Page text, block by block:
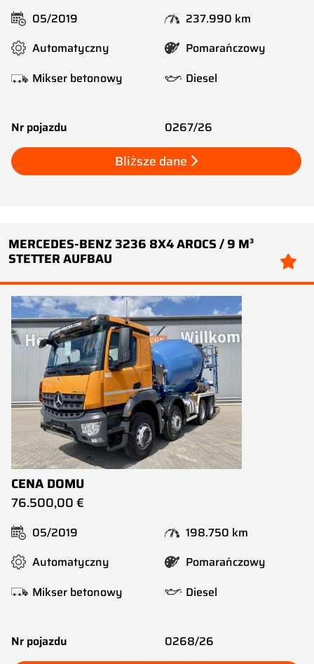
05/2019
237.990 km
Automatyczny
Pomarańczowy
Mikser betonowy
Diesel
Nr pojazdu 0267/26
Bliższe dane
MERCEDES-BENZ 3236 8X4 AROCS / 9 M³
STETTER AUFBAU
CENA DOMU
76.500,00 €
05/2019
198.750 km
Automatyczny
Pomarańczowy
Mikser betonowy
Diesel
Nr pojazdu 0268/26